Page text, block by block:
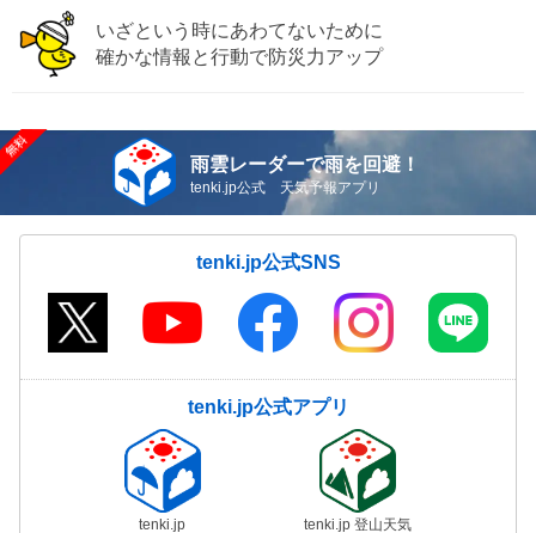
いざという時にあわてないために
確かな情報と行動で防災力アップ
雨雲レーダーで雨を回避！
tenki.jp公式 天気予報アプリ
tenki.jp公式SNS
tenki.jp公式アプリ
tenki.jp tenki.jp 登山天気